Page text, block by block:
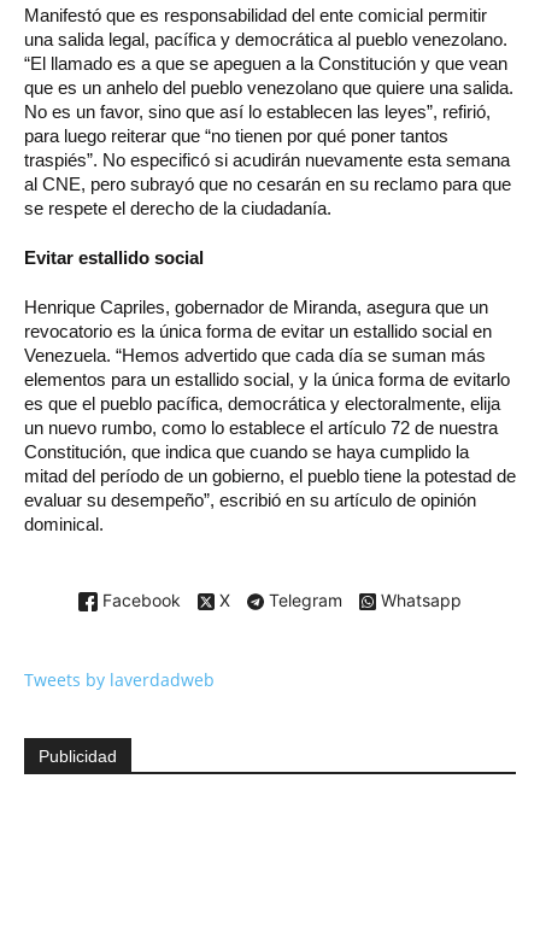
Manifestó que es responsabilidad del ente comicial permitir
una salida legal, pacífica y democrática al pueblo venezolano.
“El llamado es a que se apeguen a la Constitución y que vean
que es un anhelo del pueblo venezolano que quiere una salida.
No es un favor, sino que así lo establecen las leyes”, refirió,
para luego reiterar que “no tienen por qué poner tantos
traspiés”. No especificó si acudirán nuevamente esta semana
al CNE, pero subrayó que no cesarán en su reclamo para que
se respete el derecho de la ciudadanía.
Evitar estallido social
Henrique Capriles, gobernador de Miranda, asegura que un
revocatorio es la única forma de evitar un estallido social en
Venezuela. “Hemos advertido que cada día se suman más
elementos para un estallido social, y la única forma de evitarlo
es que el pueblo pacífica, democrática y electoralmente, elija
un nuevo rumbo, como lo establece el artículo 72 de nuestra
Constitución, que indica que cuando se haya cumplido la
mitad del período de un gobierno, el pueblo tiene la potestad de
evaluar su desempeño”, escribió en su artículo de opinión
dominical.
Facebook X Telegram Whatsapp
Tweets by laverdadweb
Publicidad